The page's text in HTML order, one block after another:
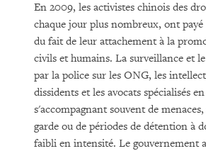
En 2009, les activistes chinois des
chaque jour plus nombreux, ont
du fait de leur attachement à la
civils et humains. La surveillance et
par la police sur les ONG, les
dissidents et les avocats spécialisés
s'accompagnant souvent de
garde ou de périodes de détention à
faibli en intensité. Le gouvernement